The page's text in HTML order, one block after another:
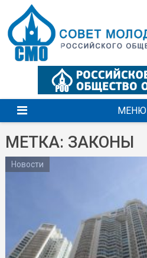
Перейти
содержимому
МЕНЮ
МЕТКА: ЗАКОНЫ
Новости